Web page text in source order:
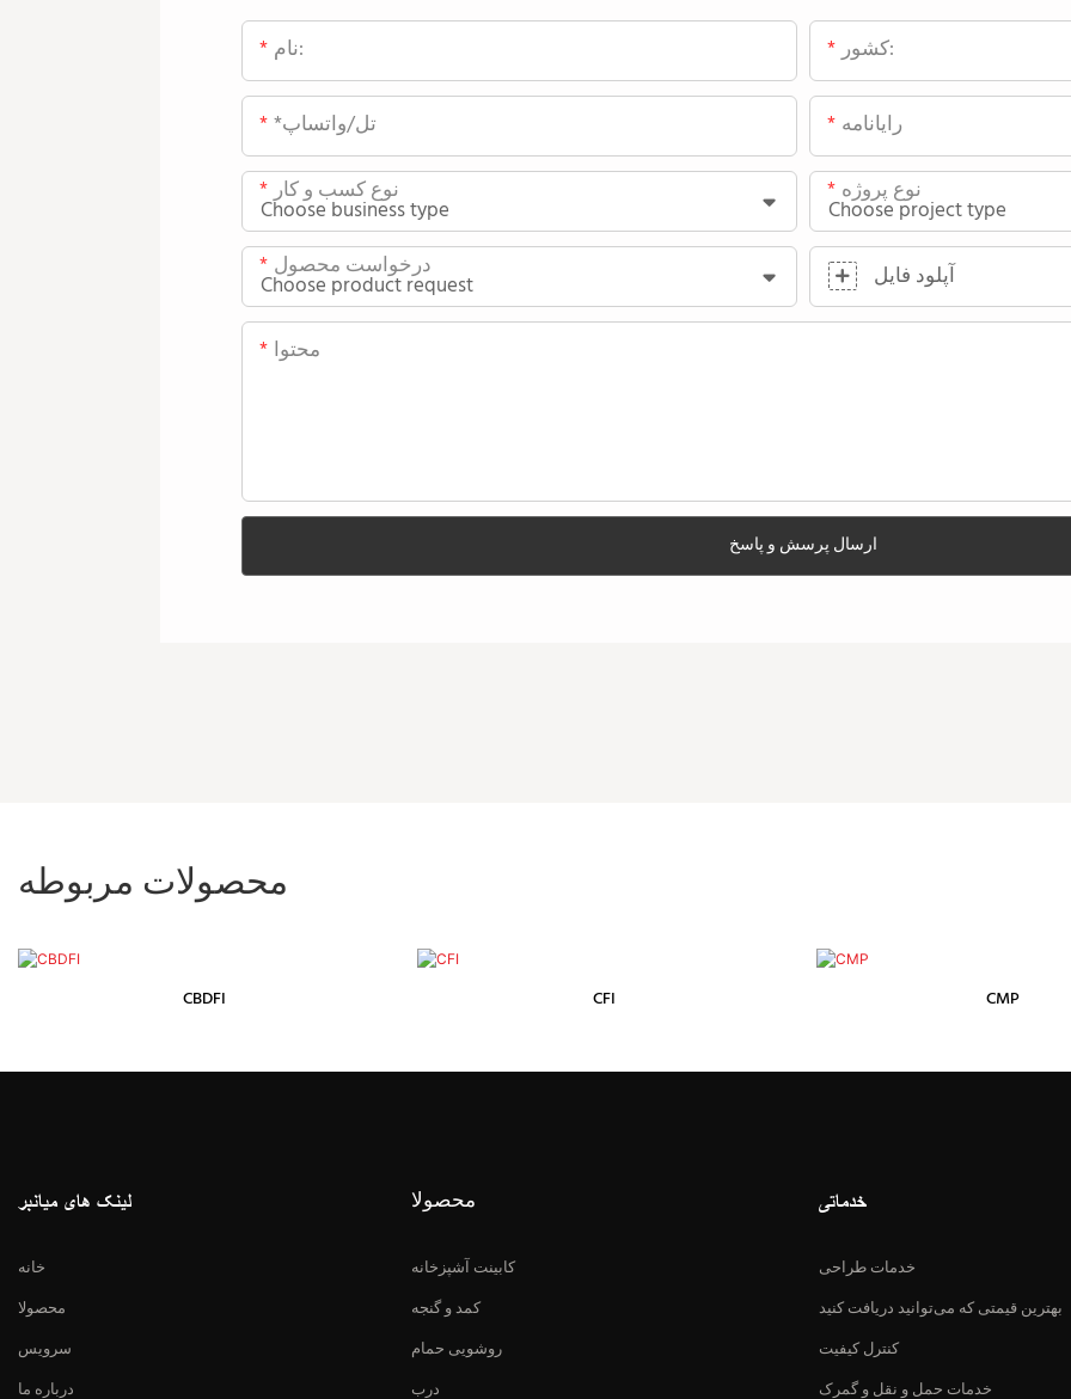
نام: کشور:
*تل/واتساپ رایانامه
نوع کسب و کار نوع پروژه
درخواست محصول آپلود فایل
محتوا
ارسال پرسش و پاسخ
محصولات مربوطه
CBDFI CFI CMP
لینک های میانبر
خانه
محصولا
سرویس
درباره ما
محصولا
کابینت آشپزخانه
کمد و گنجه
روشویی حمام
درب
خدماتی
خدمات طراحی
بهترین قیمتی که می‌توانید دریافت کنید
کنترل کیفیت
خدمات حمل و نقل و گمرک